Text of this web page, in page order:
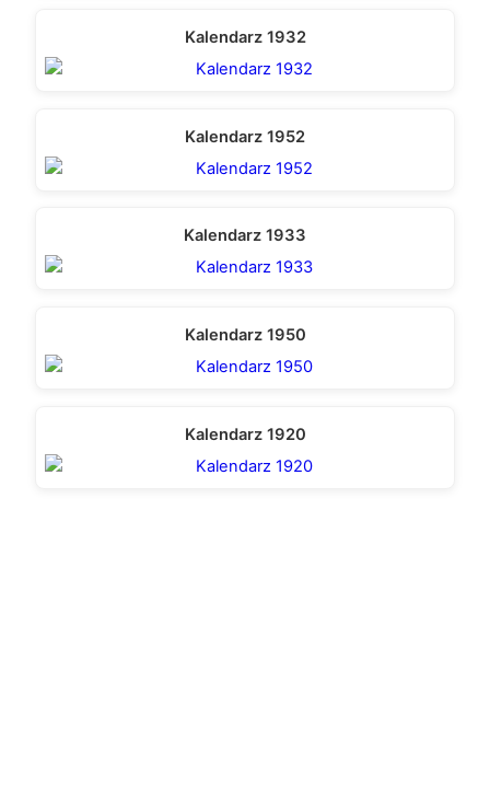
Kalendarz 1932
Kalendarz 1952
Kalendarz 1933
Kalendarz 1950
Kalendarz 1920